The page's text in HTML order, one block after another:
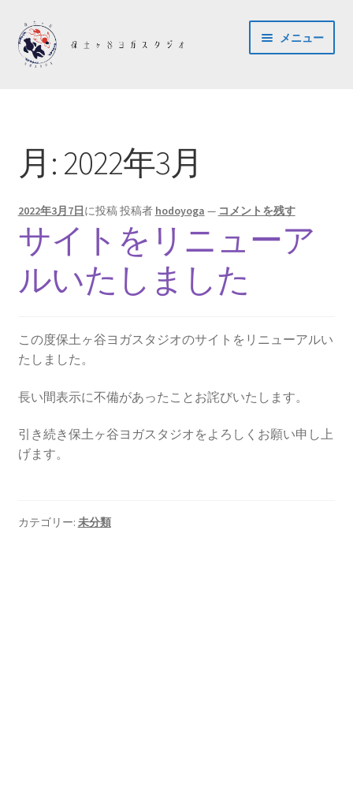
ナ
ビ
ゲ
ン
へ
キ
ッ
プ
コ
ン
テ
ス
キ
プ
メニュー
アクセス
コンセプト
スタッフ紹介
料金・スケジュール
月: 2022年3月
2022年3月7日に投稿投稿者 hodoyoga — コメントを残す
サイトをリニューア
ルいたしました
この度保土ヶ谷ヨガスタジオのサイトをリニューアルい
たしました。
長い間表示に不備があったことお詫びいたします。
引き続き保土ヶ谷ヨガスタジオをよろしくお願い申し上
げます。
カテゴリー: 未分類